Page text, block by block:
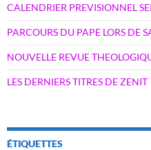
CALENDRIER PREVISIONNEL
PARCOURS DU PAPE LORS DE
NOUVELLE REVUE
LES DERNIERS TITRES DE ZENIT
ÉTIQUETTES